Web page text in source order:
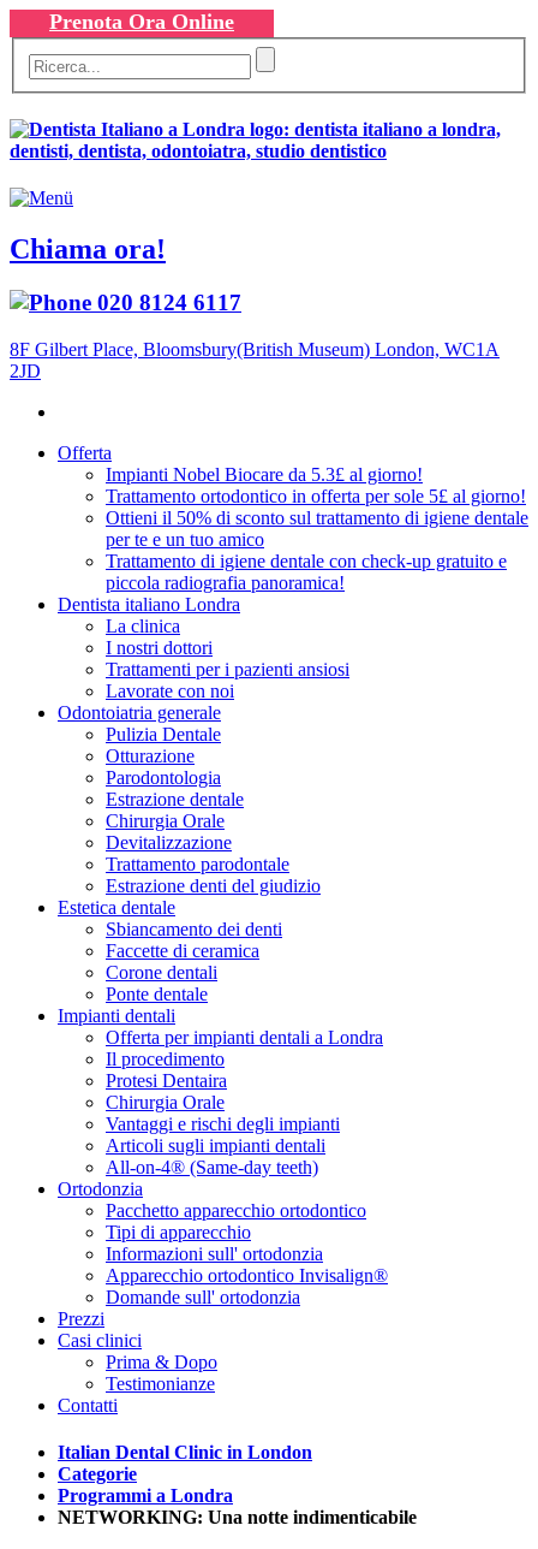
Prenota Ora Online
Chiama ora!
020 8124 6117
8F Gilbert Place, Bloomsbury(British Museum) London, WC1A
2JD
Offerta
Impianti Nobel Biocare da 5.3£ al giorno!
Trattamento ortodontico in offerta per sole 5£ al giorno!
Ottieni il 50% di sconto sul trattamento di igiene dentale
per te e un tuo amico
Trattamento di igiene dentale con check-up gratuito e
piccola radiografia panoramica!
Dentista italiano Londra
La clinica
I nostri dottori
Trattamenti per i pazienti ansiosi
Lavorate con noi
Odontoiatria generale
Pulizia Dentale
Otturazione
Parodontologia
Estrazione dentale
Chirurgia Orale
Devitalizzazione
Trattamento parodontale
Estrazione denti del giudizio
Estetica dentale
Sbiancamento dei denti
Faccette di ceramica
Corone dentali
Ponte dentale
Impianti dentali
Offerta per impianti dentali a Londra
Il procedimento
Protesi Dentaira
Chirurgia Orale
Vantaggi e rischi degli impianti
Articoli sugli impianti dentali
All-on-4® (Same-day teeth)
Ortodonzia
Pacchetto apparecchio ortodontico
Tipi di apparecchio
Informazioni sull' ortodonzia
Apparecchio ortodontico Invisalign®
Domande sull' ortodonzia
Prezzi
Casi clinici
Prima & Dopo
Testimonianze
Contatti
Italian Dental Clinic in London
Categorie
Programmi a Londra
NETWORKING: Una notte indimenticabile